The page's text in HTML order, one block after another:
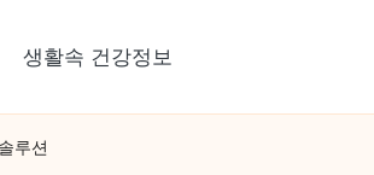
생활속 건강정보
루션